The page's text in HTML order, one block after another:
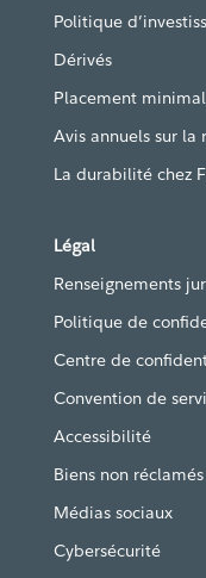
Politique
Dérivés
Placement minimal
Avis annuels sur
La durabilité chez
Légal
Renseignements
Politique de
Centre de
Convention de
Accessibilité
Biens non réclamés
Médias sociaux
Cybersécurité